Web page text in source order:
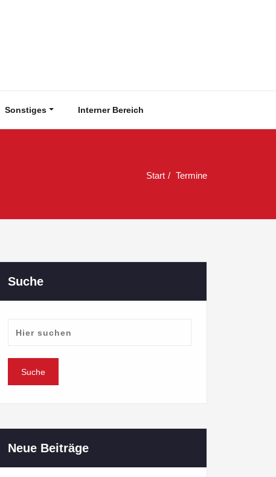
Sonstiges Interner Bereich
Start Termine
Suche
Neue Beiträge